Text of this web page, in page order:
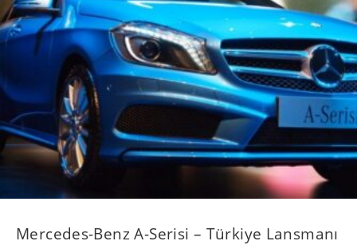
Mercedes-Benz A-Serisi – Türkiye Lansmanı